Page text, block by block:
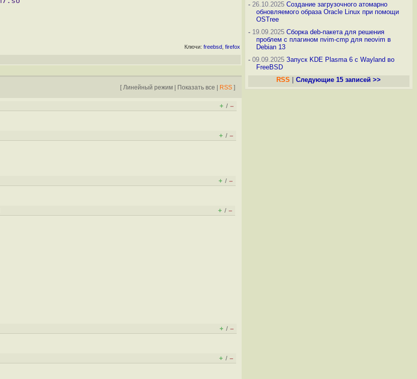
Ключи: freebsd firefox
[ Линейный режим | Показать все | RSS ]
+ / –
+ / –
+ / –
+ / –
+ / –
+ / –
-26.10.2025 Создание загрузочного атомарно
обновляемого образа Oracle Linux при помощи
OSTree
-19.09.2025 Сборка deb-пакета для решения
проблем с плагином nvim-cmp для neovim в
Debian 13
-09.09.2025 Запуск KDE Plasma 6 с Wayland во
FreeBSD
RSS
Следующие 15 записей >>